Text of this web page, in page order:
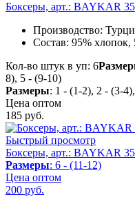
Боксеры, арт.: BAYKAR
Производство:
Состав: 95% хлопок,
Кол-во штук в уп: 6
8), 5 - (9-10)
Размеры: 1 - (1-2), 2 - (3-
Цена оптом
185 руб.
Быстрый просмотр
Боксеры, арт.: BAYKAR
Размеры: 6 - (11-12)
Цена оптом
200 руб.